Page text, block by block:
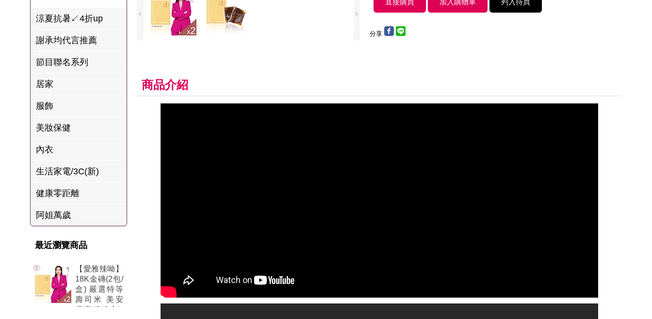
肉爐
海瑞摃丸
八兩排烤肉組
涼夏抗暑↙4折up
謝承均代言推薦
節目聯名系列
居家
服飾
美妝保健
內衣
生活家電/3C(新)
健康零距離
阿姐萬歲
最近瀏覽商品
【愛雅辣呦】
18K金磚(2包/
盒) 嚴選特等
壽司米 美安
優惠組(2盒)-
分享
商品介紹